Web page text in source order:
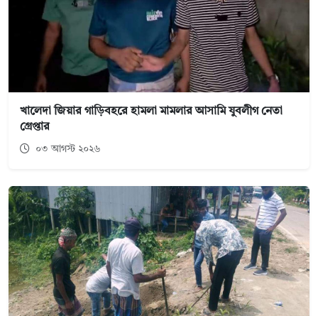
খালেদা জিয়ার গাড়িবহরে হামলা মামলার আসামি যুবলীগ নেতা
গ্রেপ্তার
০৩ আগস্ট ২০২৬